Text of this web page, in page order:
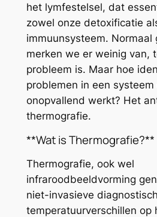
het lymfestelsel, dat
zowel onze detoxificatie
immuunsysteem. Normaal
merken we er weinig van,
probleem is. Maar hoe
problemen in een
onopvallend werkt? Het
thermografie.
**Wat is Thermografie?**
Thermografie, ook wel
infraroodbeeldvorming
niet-invasieve
temperatuurverschillen op